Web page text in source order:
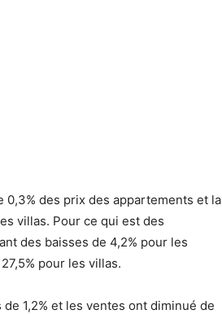
des prix des appartements et la
villas. Pour ce qui est des
des baisses de 4,2% pour les
pour les villas.
1,2% et les ventes ont diminué de